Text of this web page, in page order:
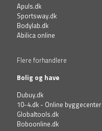
Apuls.dk
Sportsway.dk
Bodylab.dk
Abilica online
Flere forhandlere
Bolig og have
Dubuy.dk
10-4.dk - Online byggecenter
Globaltools.dk
Boboonline.dk